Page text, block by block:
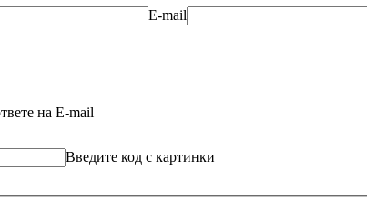
E-mail
на E-mail
Введите код с картинки